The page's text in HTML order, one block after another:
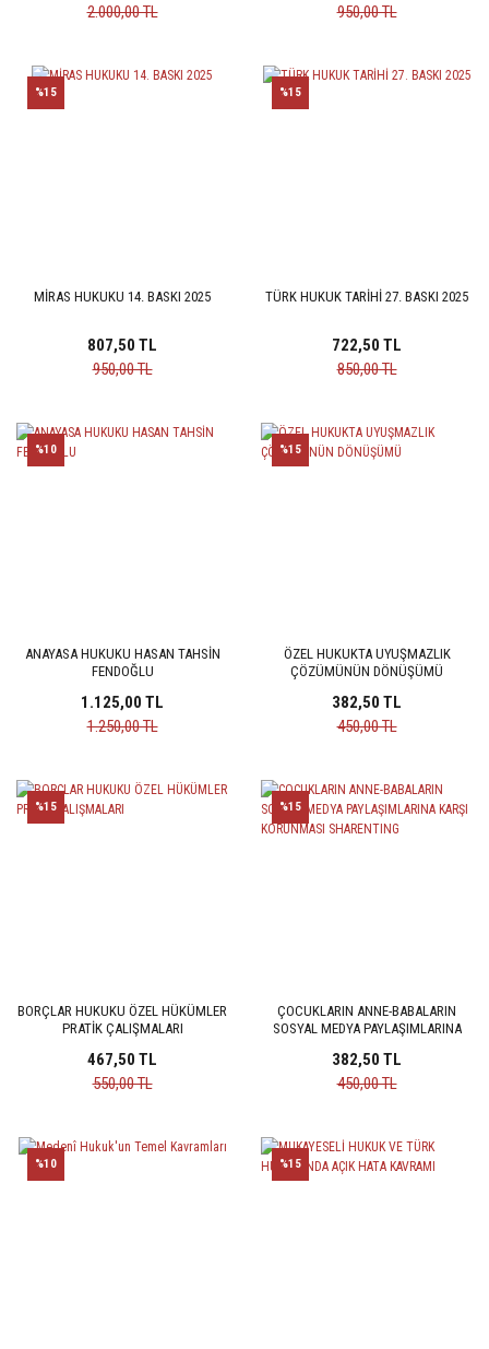
2.000,00 TL
950,00 TL
MİRAS HUKUKU 14. BASKI 2025
%15
807,50 TL
950,00 TL
TÜRK HUKUK TARİHİ 27. BASKI 2025
%15
722,50 TL
850,00 TL
ANAYASA HUKUKU HASAN TAHSİN
FENDOĞLU
%10
1.125,00 TL
1.250,00 TL
ÖZEL HUKUKTA UYUŞMAZLIK
ÇÖZÜMÜNÜN DÖNÜŞÜMÜ
%15
382,50 TL
450,00 TL
BORÇLAR HUKUKU ÖZEL HÜKÜMLER
PRATİK ÇALIŞMALARI
%15
467,50 TL
550,00 TL
ÇOCUKLARIN ANNE-BABALARIN
SOSYAL MEDYA PAYLAŞIMLARINA
%15
382,50 TL
450,00 TL
%10 %15